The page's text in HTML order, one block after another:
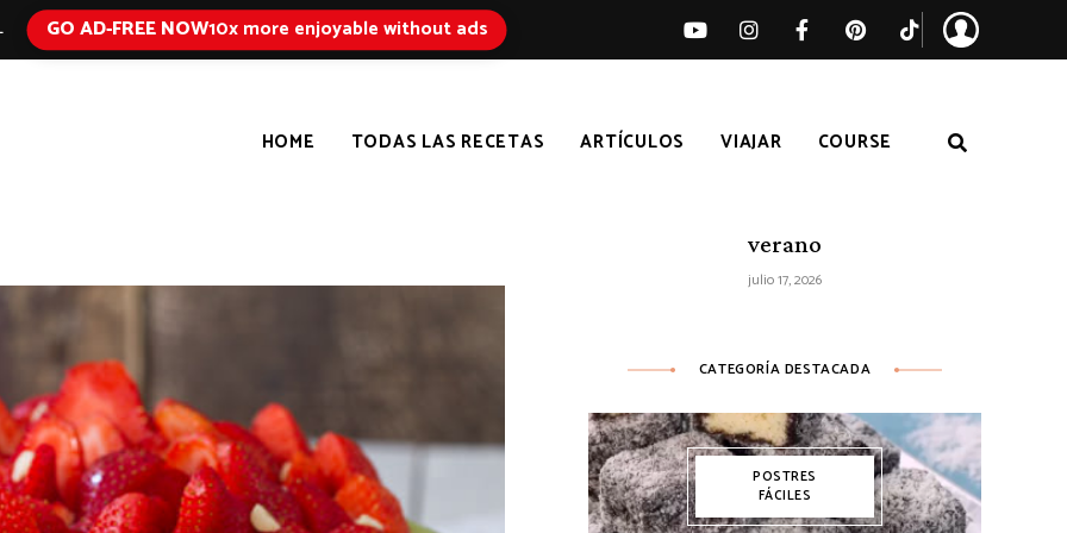
GO AD-FREE NOW10x more enjoyable without ads
HOME TODAS LAS RECETAS ARTÍCULOS VIAJAR COURSE
verano
julio 17, 2026
CATEGORÍA DESTACADA
POSTRES
FÁCILES